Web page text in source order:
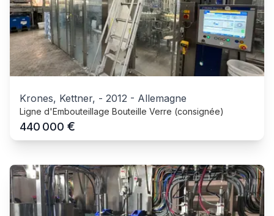
Krones, Kettner, - 2012 - Allemagne
Ligne d'Embouteillage Bouteille Verre (consignée)
440 000 €